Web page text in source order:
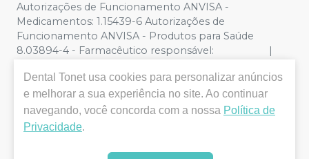
Autorizações de Funcionamento ANVISA -
Medicamentos: 1.15439-6 Autorizações de
Funcionamento ANVISA - Produtos para Saúde
8.03894-4 - Farmacêutico responsável: |
ilustrativas - Os preços e condições da loja virtual estão
sujeitos a alterações. Em caso de divergência de preços
no site, o valor válido é o do Carrinho de Compra. Não
vendemos por atacado, por isso nos reservamos o
Dental Tonet usa cookies para personalizar anúncios
e melhorar a sua experiência no site. Ao continuar
navegando, você concorda com a nossa Política de
Privacidade.